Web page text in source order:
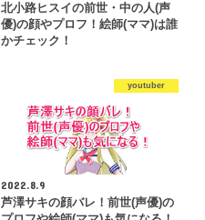
北小路ヒスイの前世・中の人(声
優)の顔やプロフ！絵師(ママ)は誰
かチェック！
youtuber
2022.8.9
芦澤サキの顔バレ！前世(声優)の